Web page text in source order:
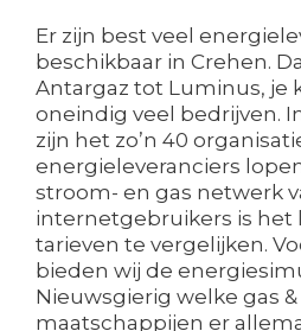
Er zijn best veel
beschikbaar in Crehen.
Antargaz tot Luminus, je
oneindig veel bedrijven.
zijn het zo’n 40
energieleveranciers
stroom- en gas netwerk
internetgebruikers is het
tarieven te vergelijken.
bieden wij de
Nieuwsgierig welke gas
maatschappijen er